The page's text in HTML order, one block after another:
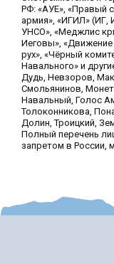
РФ: «АУЕ», «Правый
армия», «ИГИЛ» (ИГ,
УНСО», «Меджлис
Иеговы», «Движение
рух», «Чёрный
Навального» и
Дудь, Невзоров,
Смольянинов,
Навальный, Голос
Толоконникова,
Долин, Троицкий,
Полный перечень
запретом в России,